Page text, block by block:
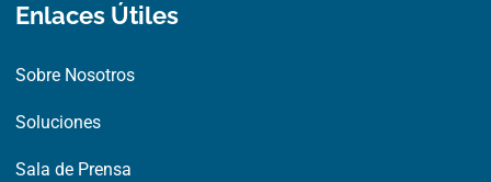
Enlaces Útiles
Sobre Nosotros
Soluciones
Sala de Prensa